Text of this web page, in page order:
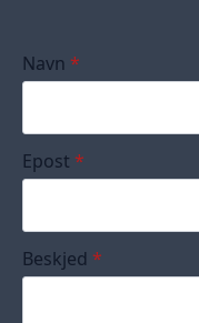
Navn *
Epost *
Beskjed *